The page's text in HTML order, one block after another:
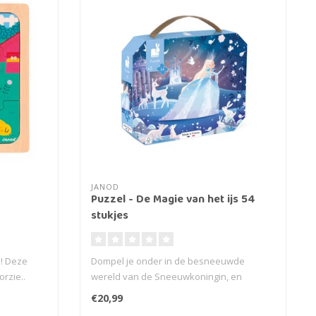
Deze
JANOD
Puzzel - De Magie van het ijs 54
stukjes
Dompel je onder in de besneeuwde
wereld van de Sneeuwkoningin, en
ontwikkel je g..
€20,99